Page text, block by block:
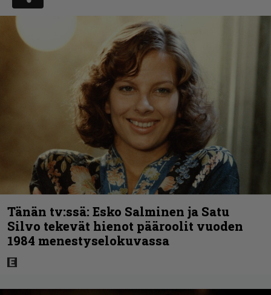
Tänän tv:ssä: Esko Salminen ja Satu
Silvo tekevät hienot pääroolit vuoden
1984 menestyselokuvassa